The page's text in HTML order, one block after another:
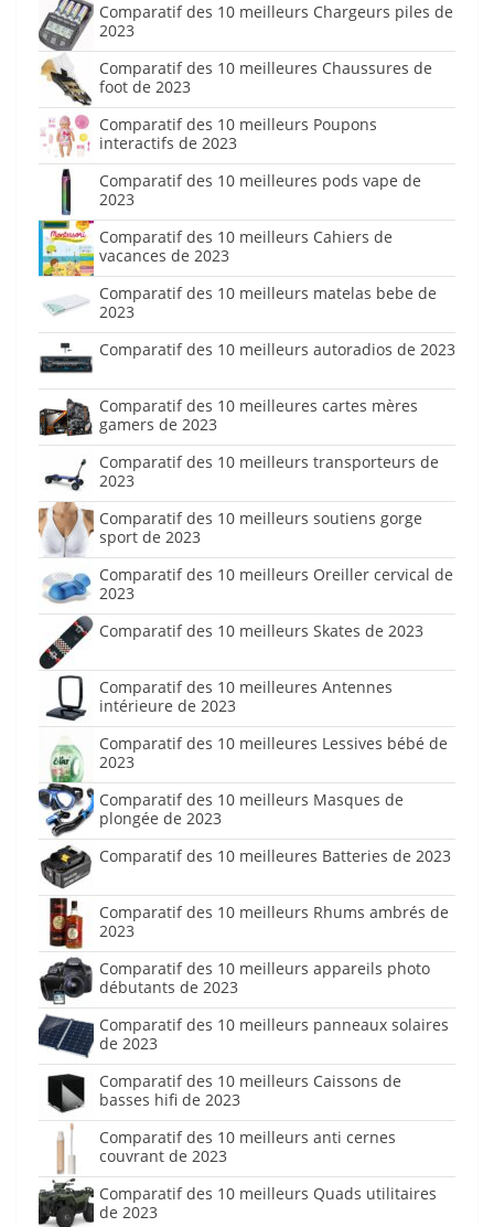
Comparatif des 10 meilleurs Chargeurs piles de
2023
Comparatif des 10 meilleures Chaussures de
foot de 2023
Comparatif des 10 meilleurs Poupons
interactifs de 2023
Comparatif des 10 meilleures pods vape de
2023
Comparatif des 10 meilleurs Cahiers de
vacances de 2023
Comparatif des 10 meilleurs matelas bebe de
2023
Comparatif des 10 meilleurs autoradios de 2023
Comparatif des 10 meilleures cartes mères
gamers de 2023
Comparatif des 10 meilleurs transporteurs de
2023
Comparatif des 10 meilleurs soutiens gorge
sport de 2023
Comparatif des 10 meilleurs Oreiller cervical de
2023
Comparatif des 10 meilleurs Skates de 2023
Comparatif des 10 meilleures Antennes
intérieure de 2023
Comparatif des 10 meilleures Lessives bébé de
2023
Comparatif des 10 meilleurs Masques de
plongée de 2023
Comparatif des 10 meilleures Batteries de 2023
Comparatif des 10 meilleurs Rhums ambrés de
2023
Comparatif des 10 meilleurs appareils photo
débutants de 2023
Comparatif des 10 meilleurs panneaux solaires
de 2023
Comparatif des 10 meilleurs Caissons de
basses hifi de 2023
Comparatif des 10 meilleurs anti cernes
couvrant de 2023
Comparatif des 10 meilleurs Quads utilitaires
de 2023